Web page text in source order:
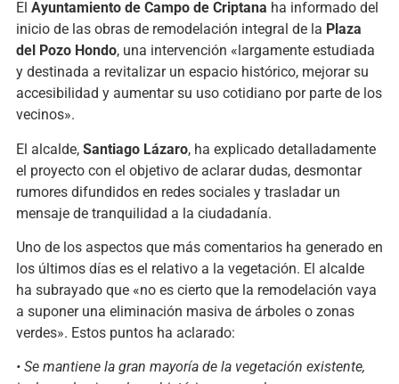
El Ayuntamiento de Campo de Criptana ha informado del
inicio de las obras de remodelación integral de la Plaza
del Pozo Hondo, una intervención «largamente estudiada
y destinada a revitalizar un espacio histórico, mejorar su
accesibilidad y aumentar su uso cotidiano por parte de los
vecinos».
El alcalde, Santiago Lázaro, ha explicado detalladamente
el proyecto con el objetivo de aclarar dudas, desmontar
rumores difundidos en redes sociales y trasladar un
mensaje de tranquilidad a la ciudadanía.
Uno de los aspectos que más comentarios ha generado en
los últimos días es el relativo a la vegetación. El alcalde
ha subrayado que «no es cierto que la remodelación vaya
a suponer una eliminación masiva de árboles o zonas
verdes». Estos puntos ha aclarado:
• Se mantiene la gran mayoría de la vegetación existente,